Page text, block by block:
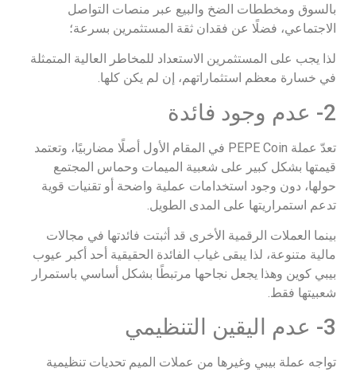
بالسوق ومخططات الضخ والبيع عبر منصات التواصل
الاجتماعي، فضلًا عن فقدان ثقة المستثمرين بسرعة؛
لذا يجب على المستثمرين الاستعداد للمخاطر العالية المتمثلة
في خسارة معظم استثماراتهم، إن لم يكن كلها.
2- عدم وجود فائدة
تعدّ عملة PEPE Coin في المقام الأول أصلًا مضاربيًا، وتعتمد
قيمتها بشكل كبير على شعبية الميمات وحماس المجتمع
حولها، دون وجود استخدامات عملية واضحة أو تقنيات قوية
تدعم استمراريتها على المدى الطويل.
بينما العملات الرقمية الأخرى قد أثبتت فائدتها في مجالات
مالية متنوعة، لذا يبقى غياب الفائدة الحقيقية أحد أكبر عيوب
بيبي كوين وهذا يجعل نجاحها مرتبطًا بشكل أساسي باستمرار
شعبيتها فقط.
3- عدم اليقين التنظيمي
تواجه عملة بيبي وغيرها من عملات الميم تحديات تنظيمية